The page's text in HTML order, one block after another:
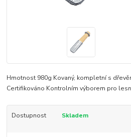
Hmotnost 980g Kovaný, kompletní s
Certifikováno Kontrolním výborem pro
Dostupnost Skladem